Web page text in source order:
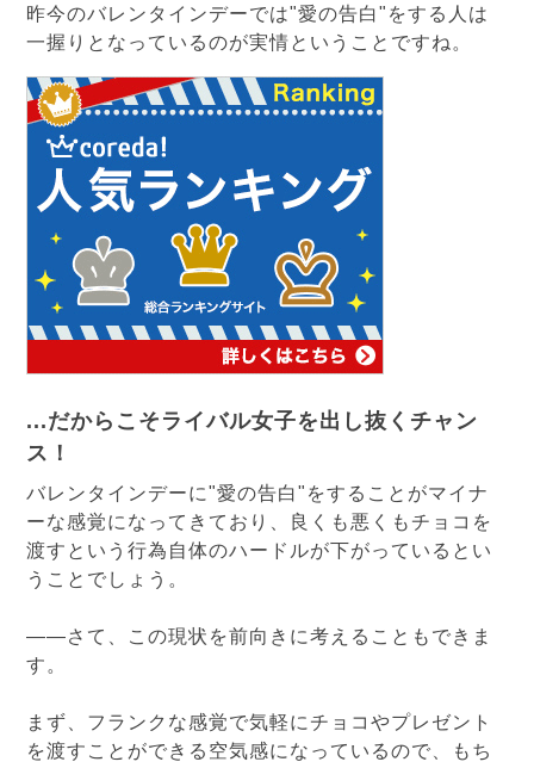
昨今のバレンタインデーでは"愛の告白"をする人は
一握りとなっているのが実情ということですね。
...だからこそライバル女子を出し抜くチャン
ス！
バレンタインデーに"愛の告白"をすることがマイナ
ーな感覚になってきており、良くも悪くもチョコを
渡すという行為自体のハードルが下がっているとい
うことでしょう。
――さて、この現状を前向きに考えることもできま
す。
まず、フランクな感覚で気軽にチョコやプレゼント
を渡すことができる空気感になっているので、もち